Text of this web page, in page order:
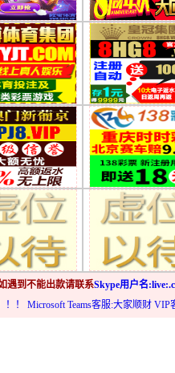
遇到不能出款请联系Skype用户名
！！ Microsoft Teams客服:大家顺财 VIP